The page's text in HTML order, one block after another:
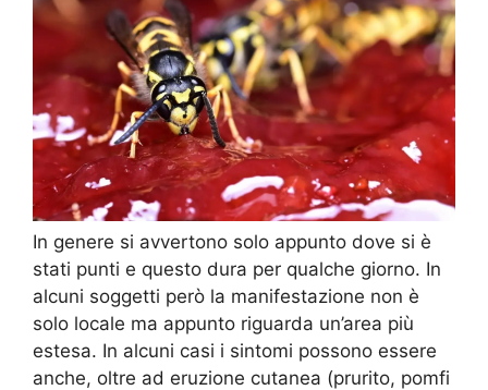
In genere si avvertono solo appunto dove si è
stati punti e questo dura per qualche giorno. In
alcuni soggetti però la manifestazione non è
solo locale ma appunto riguarda un’area più
estesa. In alcuni casi i sintomi possono essere
anche, oltre ad eruzione cutanea (prurito, pomfi